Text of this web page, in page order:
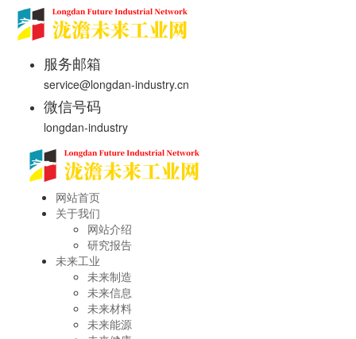
服务邮箱
service@longdan-industry.cn
微信号码
longdan-industry
网站首页
关于我们
网站介绍
研究报告
未来工业
未来制造
未来信息
未来材料
未来能源